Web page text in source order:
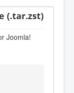
(.tar.zst)
Joomla!